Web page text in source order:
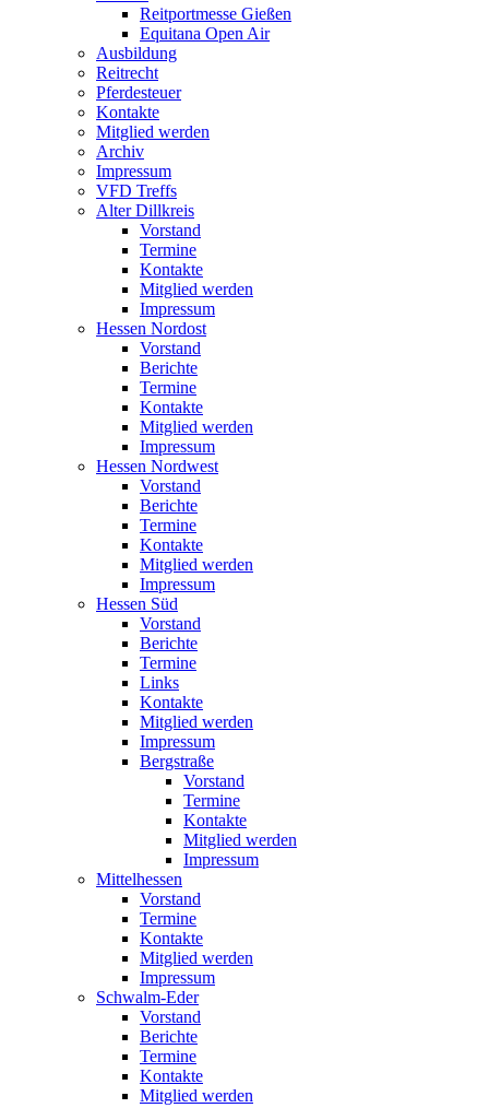
Reitportmesse Gießen
Equitana Open Air
Ausbildung
Reitrecht
Pferdesteuer
Kontakte
Mitglied werden
Archiv
Impressum
VFD Treffs
Alter Dillkreis
Vorstand
Termine
Kontakte
Mitglied werden
Impressum
Hessen Nordost
Vorstand
Berichte
Termine
Kontakte
Mitglied werden
Impressum
Hessen Nordwest
Vorstand
Berichte
Termine
Kontakte
Mitglied werden
Impressum
Hessen Süd
Vorstand
Berichte
Termine
Links
Kontakte
Mitglied werden
Impressum
Bergstraße
Vorstand
Termine
Kontakte
Mitglied werden
Impressum
Mittelhessen
Vorstand
Termine
Kontakte
Mitglied werden
Impressum
Schwalm-Eder
Vorstand
Berichte
Termine
Kontakte
Mitglied werden